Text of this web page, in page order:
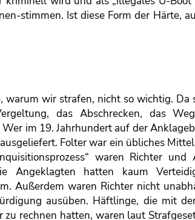
stimmen. Ist diese Form der Härte,
warum wir strafen, nicht so wichtig. Da
das Abschrecken, das
im 19. Jahrhundert auf der
Folter war ein übliches
waren Richter
Angeklagten hatten kaum
Außerdem waren Richter nicht
ausüben. Häftlinge, die mit
zu rechnen hatten, waren laut